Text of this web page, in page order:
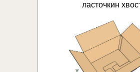
ласточкин